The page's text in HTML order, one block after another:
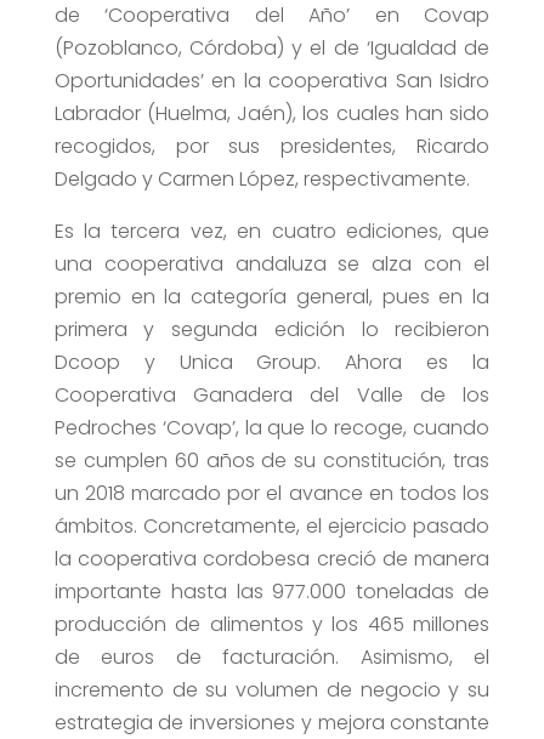
de ‘Cooperativa del Año’ en Covap
(Pozoblanco, Córdoba) y el de ‘Igualdad de
Oportunidades’ en la cooperativa San Isidro
Labrador (Huelma, Jaén), los cuales han sido
recogidos, por sus presidentes, Ricardo
Delgado y Carmen López, respectivamente.
Es la tercera vez, en cuatro ediciones, que
una cooperativa andaluza se alza con el
premio en la categoría general, pues en la
primera y segunda edición lo recibieron
Dcoop y Unica Group. Ahora es la
Cooperativa Ganadera del Valle de los
Pedroches ‘Covap’, la que lo recoge, cuando
se cumplen 60 años de su constitución, tras
un 2018 marcado por el avance en todos los
ámbitos. Concretamente, el ejercicio pasado
la cooperativa cordobesa creció de manera
importante hasta las 977.000 toneladas de
producción de alimentos y los 465 millones
de euros de facturación. Asimismo, el
incremento de su volumen de negocio y su
estrategia de inversiones y mejora constante